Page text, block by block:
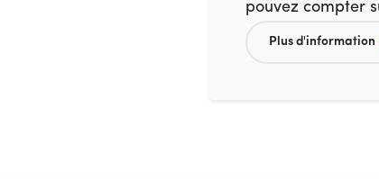
pouvez compter
Plus d'information